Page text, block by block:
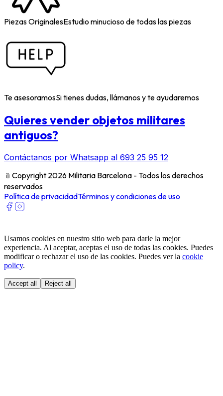
Piezas OriginalesEstudio minucioso de todas las piezas
Te asesoramosSi tienes dudas, llámanos y te ayudaremos
Quieres vender objetos militares
antiguos?
Contáctanos por Whatsapp al 693 25 95 12
﹫ Copyright 2026 Militaria Barcelona - Todos los derechos
reservados
Política de privacidadTérminos y condiciones de uso
Usamos cookies en nuestro sitio web para darle la mejor
experiencia. Al aceptar, aceptas el uso de todas las cookies. Puedes
modificar o rechazar el uso de las cookies. Puedes ver la cookie
policy.
Accept all Reject all